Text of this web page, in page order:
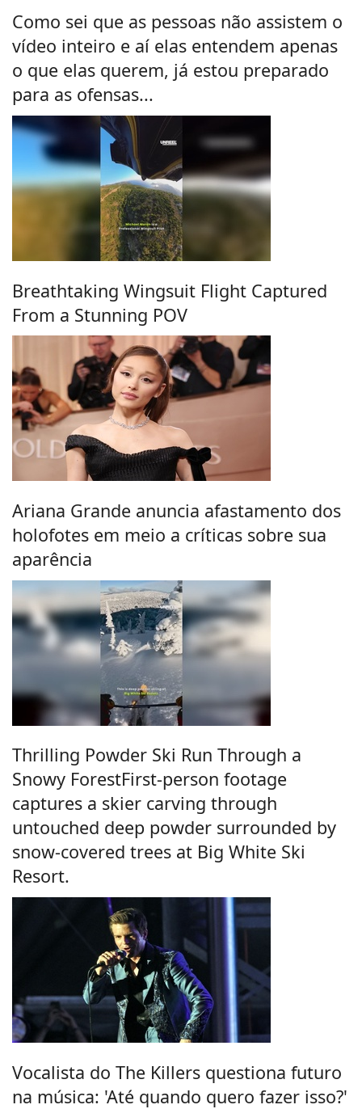
Como sei que as pessoas não assistem o
vídeo inteiro e aí elas entendem apenas
o que elas querem, já estou preparado
para as ofensas...
Breathtaking Wingsuit Flight Captured
From a Stunning POV
Ariana Grande anuncia afastamento dos
holofotes em meio a críticas sobre sua
aparência
Thrilling Powder Ski Run Through a
Snowy ForestFirst-person footage
captures a skier carving through
untouched deep powder surrounded by
snow-covered trees at Big White Ski
Resort.
Vocalista do The Killers questiona futuro
na música: 'Até quando quero fazer isso?'